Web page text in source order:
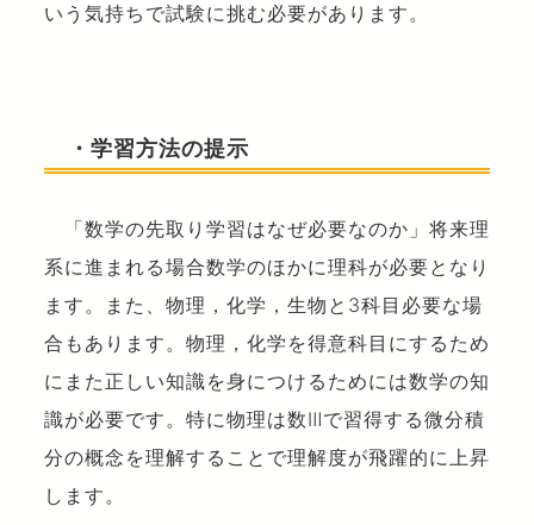
いう気持ちで試験に挑む必要があります。
・学習方法の提示
「数学の先取り学習はなぜ必要なのか」将来理
系に進まれる場合数学のほかに理科が必要となり
ます。また、物理，化学，生物と3科目必要な場
合もあります。物理，化学を得意科目にするため
にまた正しい知識を身につけるためには数学の知
識が必要です。特に物理は数Ⅲで習得する微分積
分の概念を理解することで理解度が飛躍的に上昇
します。